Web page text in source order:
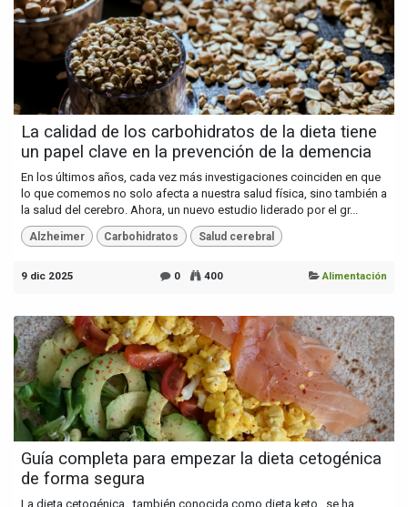
La calidad de los carbohidratos de la dieta tiene
un papel clave en la prevención de la demencia
En los últimos años, cada vez más investigaciones coinciden en que
lo que comemos no solo afecta a nuestra salud física, sino también a
la salud del cerebro. Ahora, un nuevo estudio liderado por el gr...
Alzheimer Carbohidratos Salud cerebral
9 dic 2025 0 400 Alimentación
Guía completa para empezar la dieta cetogénica
de forma segura
La dieta cetogénica , también conocida como dieta keto , se ha